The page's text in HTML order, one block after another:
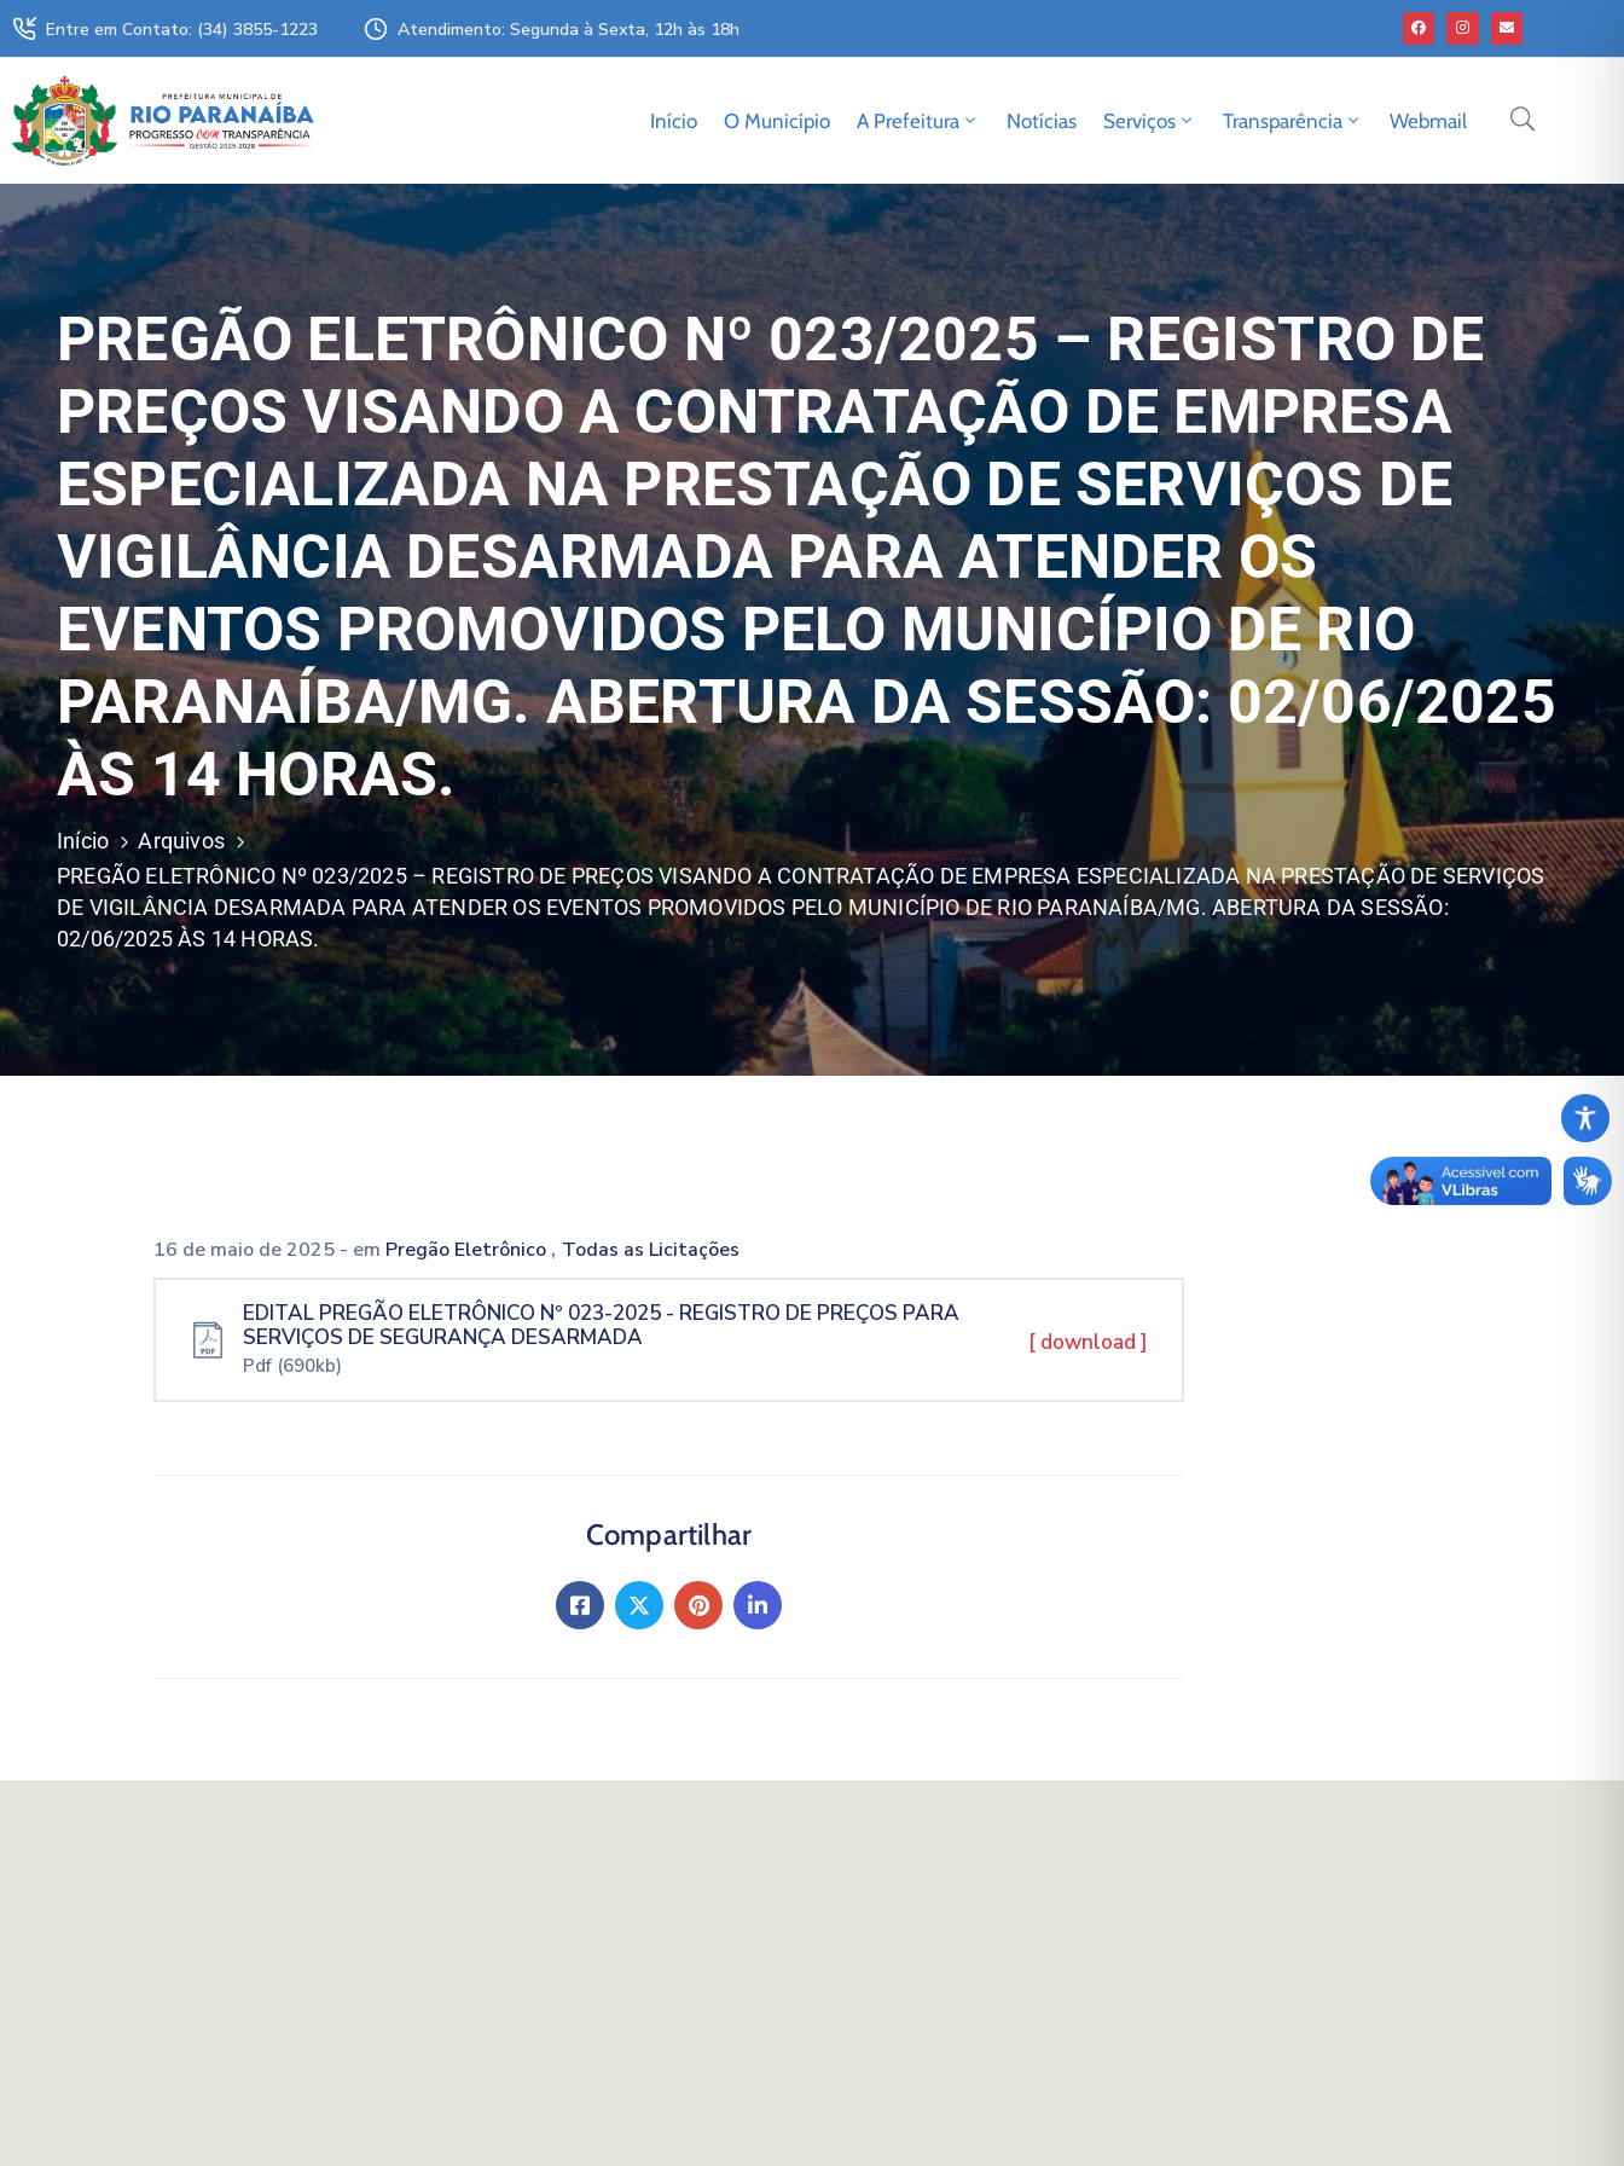
Entre em Contato: (34) 3855-1223 Atendimento: Segunda à Sexta, 12h às 18h
Início O Município A Prefeitura Notícias Serviços Transparência Webmail
PREGÃO ELETRÔNICO Nº 023/2025 – REGISTRO DE
PREÇOS VISANDO A CONTRATAÇÃO DE EMPRESA
ESPECIALIZADA NA PRESTAÇÃO DE SERVIÇOS DE
VIGILÂNCIA DESARMADA PARA ATENDER OS
EVENTOS PROMOVIDOS PELO MUNICÍPIO DE RIO
PARANAÍBA/MG. ABERTURA DA SESSÃO: 02/06/2025
ÀS 14 HORAS.
Início
Arquivos
PREGÃO ELETRÔNICO Nº 023/2025 – REGISTRO DE PREÇOS VISANDO A CONTRATAÇÃO DE EMPRESA ESPECIALIZADA NA PRESTAÇÃO DE SERVIÇOS
DE VIGILÂNCIA DESARMADA PARA ATENDER OS EVENTOS PROMOVIDOS PELO MUNICÍPIO DE RIO PARANAÍBA/MG. ABERTURA DA SESSÃO:
02/06/2025 ÀS 14 HORAS.
16 de maio de 2025 - em Pregão Eletrônico , Todas as Licitações
EDITAL PREGÃO ELETRÔNICO Nº 023-2025 - REGISTRO DE PREÇOS PARA
SERVIÇOS DE SEGURANÇA DESARMADA
Pdf (690kb)
[ download ]
Compartilhar